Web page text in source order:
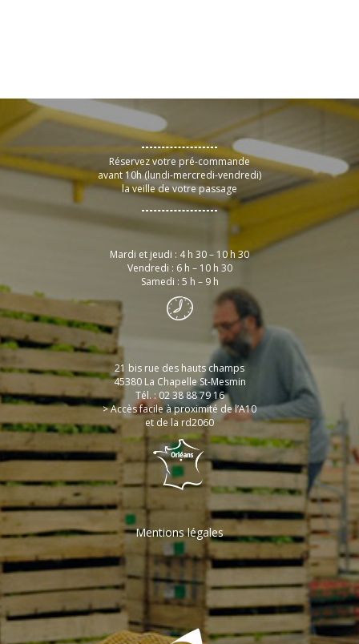
Réservez votre pré-commande
avant 10h (lundi-mercredi-vendredi)
la veille de votre passage
Mardi et jeudi : 4 h 30 – 10 h 30
Vendredi : 6 h – 10 h 30
Samedi : 5 h – 9 h
21 bis rue des hauts champs
45380 La Chapelle St-Mesmin
Tél. : 02 38 88 79 16
> Accès facile à proximité de l’A10
et de la rd2060
Mentions légales